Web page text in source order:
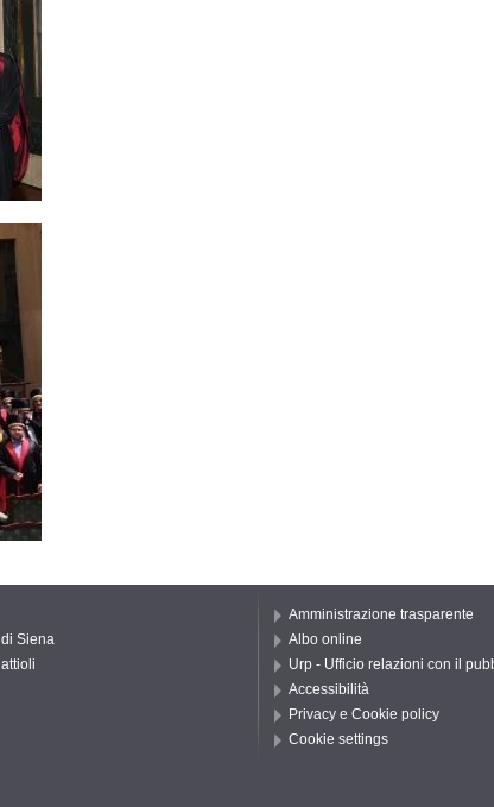
Siena
Amministrazione trasparente
Albo online
Urp - Ufficio relazioni con il
Accessibilità
Privacy e Cookie policy
Cookie settings